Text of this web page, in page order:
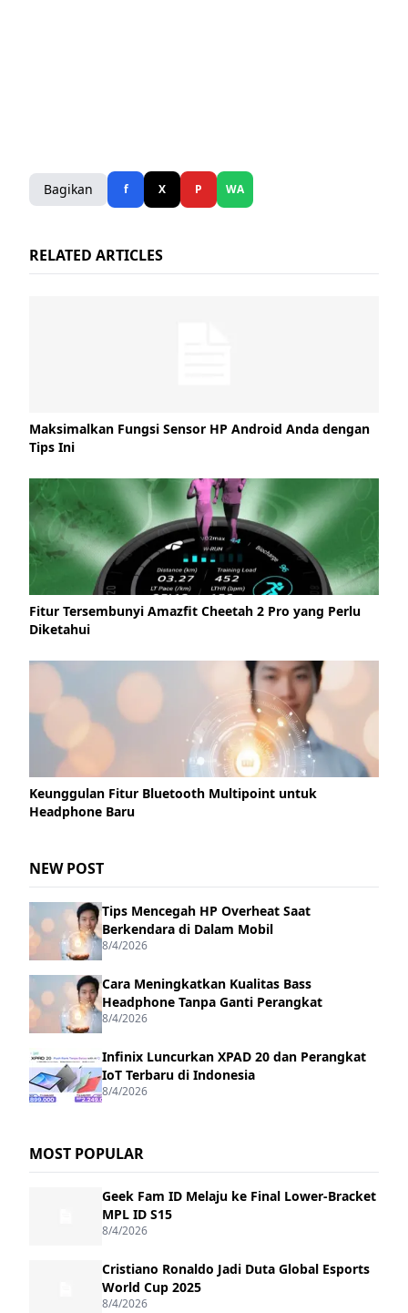
Bagikan f X P WA
RELATED ARTICLES
Maksimalkan Fungsi Sensor HP Android Anda dengan
Tips Ini
Fitur Tersembunyi Amazfit Cheetah 2 Pro yang Perlu
Diketahui
Keunggulan Fitur Bluetooth Multipoint untuk
Headphone Baru
NEW POST
Tips Mencegah HP Overheat Saat
Berkendara di Dalam Mobil
8/4/2026
Cara Meningkatkan Kualitas Bass
Headphone Tanpa Ganti Perangkat
8/4/2026
Infinix Luncurkan XPAD 20 dan Perangkat
IoT Terbaru di Indonesia
8/4/2026
MOST POPULAR
Geek Fam ID Melaju ke Final Lower-Bracket
MPL ID S15
8/4/2026
Cristiano Ronaldo Jadi Duta Global Esports
World Cup 2025
8/4/2026